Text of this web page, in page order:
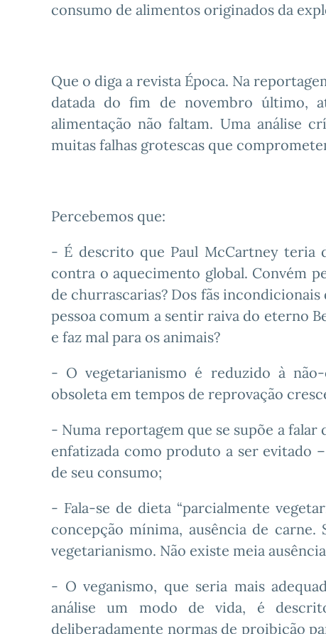
consumo de alimentos originados da
Que o diga a revista Época. Na
datada do fim de novembro último,
alimentação não faltam. Uma análise
muitas falhas grotescas que
Percebemos que:
- É descrito que Paul McCartney teria
contra o aquecimento global. Convém
de churrascarias? Dos fãs
pessoa comum a sentir raiva do eterno
e faz mal para os animais?
- O vegetarianismo é reduzido à
obsoleta em tempos de reprovação
- Numa reportagem que se supõe a falar
enfatizada como produto a ser evitado
de seu consumo;
- Fala-se de dieta “parcialmente
concepção mínima, ausência de
vegetarianismo. Não existe meia
- O veganismo, que seria mais
análise um modo de vida, é
deliberadamente normas de proibição